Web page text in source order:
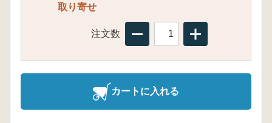
取り寄せ
注文数
カートに入れる